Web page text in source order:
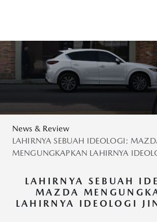
News & Review
LAHIRNYA SEBUAH IDEOLOGI:
MENGUNGKAPKAN LAHIRNYA
LAHIRNYA SEBUAH
MAZDA
LAHIRNYA IDEOLOGI